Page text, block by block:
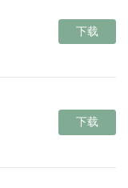
下载
下载